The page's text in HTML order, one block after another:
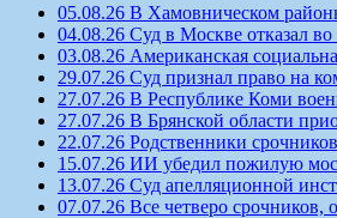
05.08.26 В Хамовническом
04.08.26 Суд в Москве отказал во
03.08.26 Американская
29.07.26 Суд признал право на
27.07.26 В Республике Коми
27.07.26 В Брянской области
22.07.26 Родственники
15.07.26 ИИ убедил пожилую
13.07.26 Суд апелляционной
07.07.26 Все четверо